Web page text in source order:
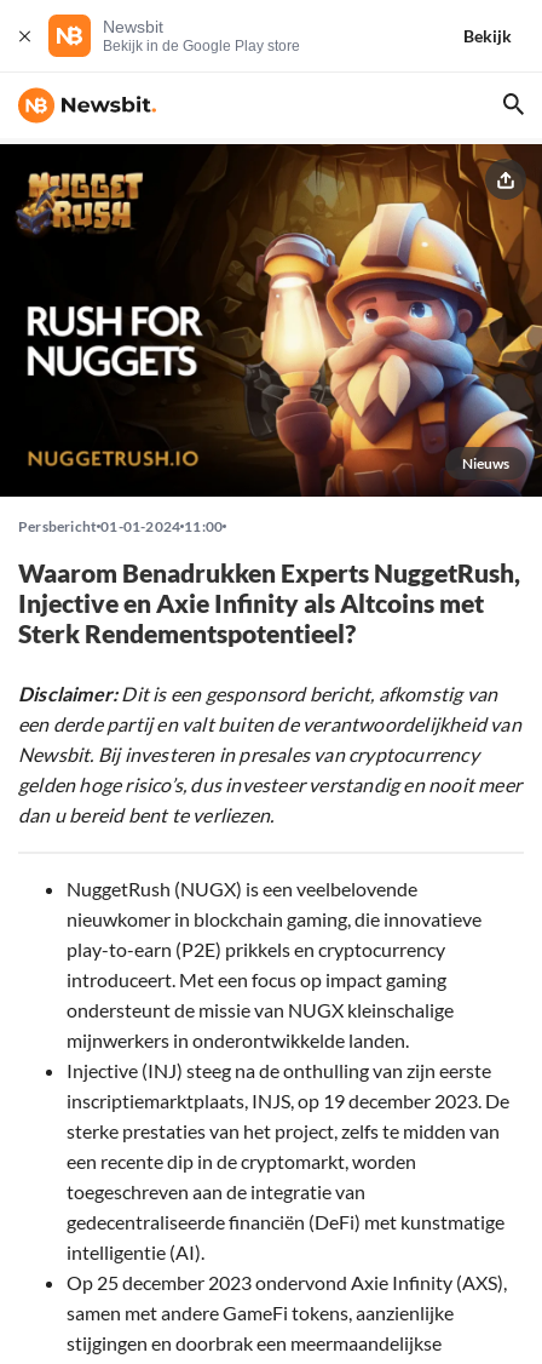
Newsbit
Bekijk in de Google Play store
Bekijk
Nieuws
Persbericht 01-01-2024 11:00
Waarom Benadrukken Experts NuggetRush,
Injective en Axie Infinity als Altcoins met
Sterk Rendementspotentieel?
Disclaimer:Dit is een gesponsord bericht, afkomstig van
een derde partij en valt buiten de verantwoordelijkheid van
Newsbit. Bij investeren in presales van cryptocurrency
gelden hoge risico’s, dus investeer verstandig en nooit meer
dan u bereid bent te verliezen.
NuggetRush (NUGX) is een veelbelovende
nieuwkomer in blockchain gaming, die innovatieve
play-to-earn (P2E) prikkels en cryptocurrency
introduceert. Met een focus op impact gaming
ondersteunt de missie van NUGX kleinschalige
mijnwerkers in onderontwikkelde landen.
Injective (INJ) steeg na de onthulling van zijn eerste
inscriptiemarktplaats, INJS, op 19 december 2023. De
sterke prestaties van het project, zelfs te midden van
een recente dip in de cryptomarkt, worden
toegeschreven aan de integratie van
gedecentraliseerde financiën (DeFi) met kunstmatige
intelligentie (AI).
Op 25 december 2023 ondervond Axie Infinity (AXS),
samen met andere GameFi tokens, aanzienlijke
stijgingen en doorbrak een meermaandelijkse